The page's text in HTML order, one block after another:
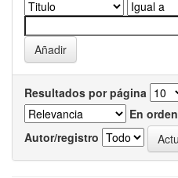
Resultados por página
En orden
Autor/registro